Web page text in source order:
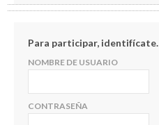
Para participar, identifícate.
NOMBRE DE USUARIO
CONTRASEÑA